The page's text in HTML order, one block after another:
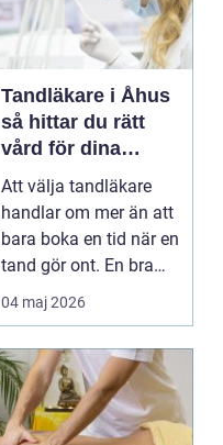
Tandläkare i Åhus
så hittar du rätt
vård för dina
tänder
Att välja tandläkare
handlar om mer än att
bara boka en tid när en
tand gör ont. En bra
tandvårdskli...
04 maj 2026